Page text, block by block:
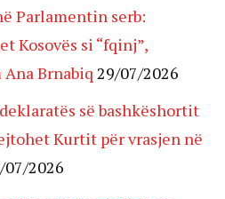
Parlamentin serb:
Kosovës si “fqinj”,
Brnabiq 29/07/2026
së bashkëshortit
Kurtit për vrasjen në
07/2026